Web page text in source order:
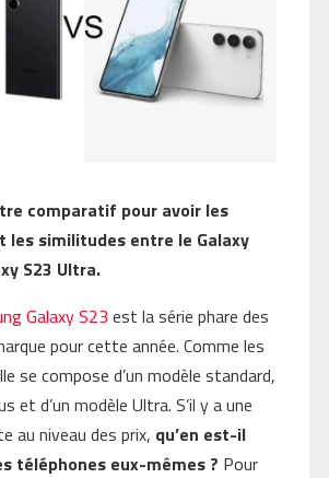
comparatif pour avoir les
les similitudes entre le Galaxy
S23 Ultra.
Galaxy S23 est la série phare des
pour cette année. Comme les
se compose d’un modèle standard,
et d’un modèle Ultra. S’il y a une
au niveau des prix, qu’en est-il
téléphones eux-mêmes ? Pour